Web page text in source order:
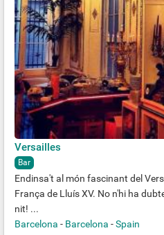
Versailles
Bar
Endinsa't al món fascinant del
França de Lluís XV. No n'hi ha
nit! ...
Barcelona - Barcelona -Spain